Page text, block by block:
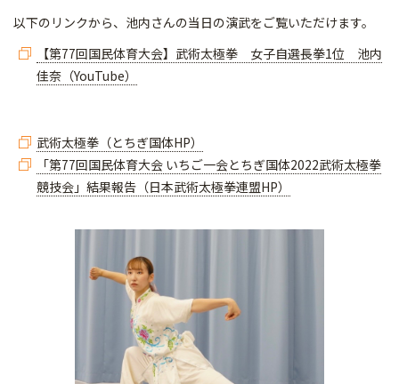
以下のリンクから、池内さんの当日の演武をご覧いただけます。
【第77回国民体育大会】武術太極拳 女子自選長拳1位 池内
佳奈（YouTube）
武術太極拳（とちぎ国体HP）
「第77回国民体育大会 いちご一会とちぎ国体2022武術太極拳
競技会」結果報告（日本武術太極拳連盟HP）